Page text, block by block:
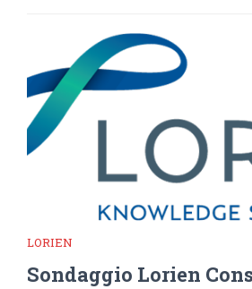
LORIEN
Sondaggio Lorien